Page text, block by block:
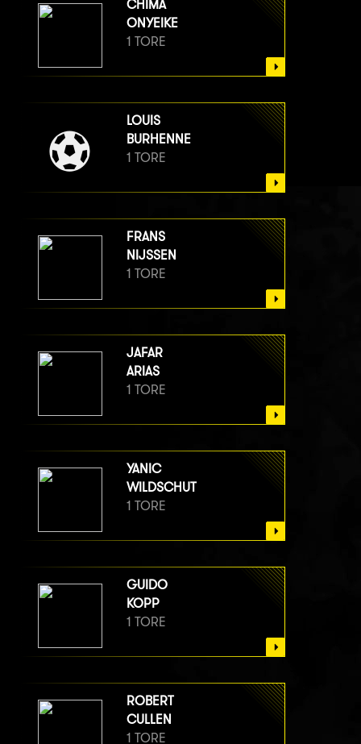
CHIMA
ONYEIKE
1 TORE
LOUIS
BURHENNE
1 TORE
FRANS
NIJSSEN
1 TORE
JAFAR
ARIAS
1 TORE
YANIC
WILDSCHUT
1 TORE
GUIDO
KOPP
1 TORE
ROBERT
CULLEN
1 TORE